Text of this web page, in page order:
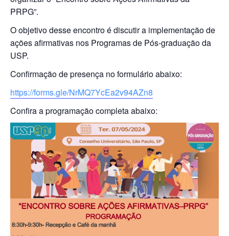
PRPG”.
O objetivo desse encontro é discutir a implementação de
ações afirmativas nos Programas de Pós-graduação da
USP.
Confirmação de presença no formulário abaixo:
https://forms.gle/NrMQ7YcEa2v94AZn8
Confira a programação completa abaixo: